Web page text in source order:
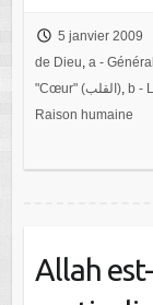
5 janvier 2009
de Dieu, a -
"Cœur" (القلب), b -
Raison humaine
Allah